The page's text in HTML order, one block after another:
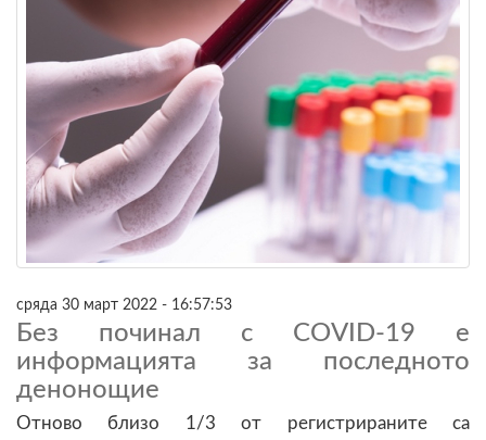
сряда 30 март 2022 - 16:57:53
Без починал с COVID-19 е
информацията за последното
денонощие
Отново близо 1/3 от регистрираните са